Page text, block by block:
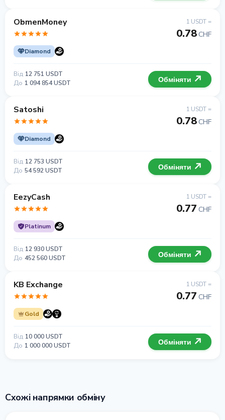
ObmenMoney
Diamond
1 USDT =
0.78CHF
Від 12 751 USDT
До 1 094 854 USDT Обміняти
Satoshi
Diamond
1 USDT =
0.78CHF
Від 12 753 USDT
До 54 592 USDT Обміняти
EezyCash
Platinum
1 USDT =
0.77 CHF
Від 12 930 USDT
До 452 560 USDT Обміняти
KB Exchange
Gold
1 USDT =
0.77 CHF
Від 10 000 USDT
До 1 000 000 USDT Обміняти
Схожі напрямки обміну